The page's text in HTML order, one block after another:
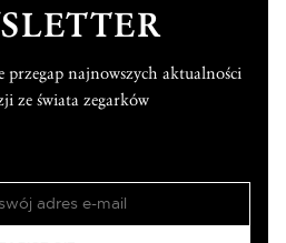
przegap najnowszych aktualności
ze świata zegarków